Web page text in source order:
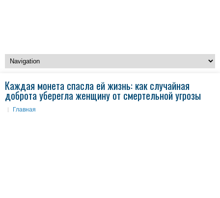
Каждая монета спасла ей жизнь: как случайная
доброта уберегла женщину от смертельной угрозы
Главная